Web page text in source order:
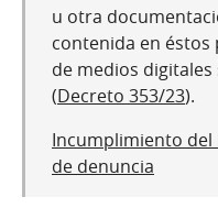
u otra
contenida en éstos
de medios
(Decreto 353/23).
Incumplimiento del
de denuncia